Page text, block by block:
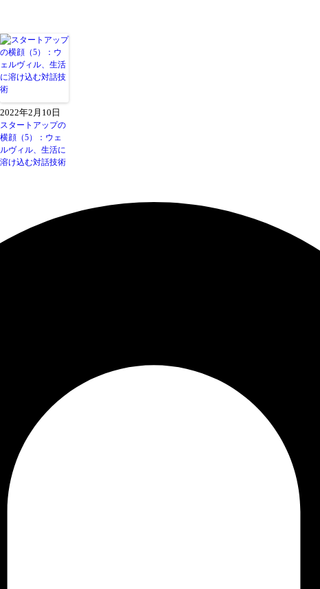
2022年2月10日
スタートアップの
横顔（5）：ウェ
ルヴィル、生活に
溶け込む対話技術